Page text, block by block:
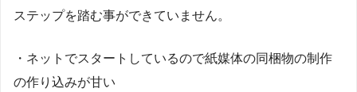
ステップを踏む事ができていません。
・ネットでスタートしているので紙媒体の同梱物の制作
の作り込みが甘い